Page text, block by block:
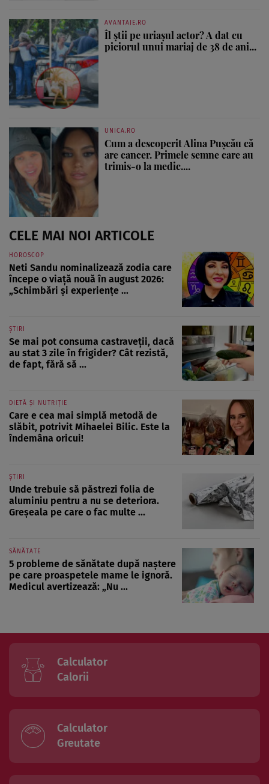
AVANTAJE.RO
Îl știi pe uriașul actor? A dat cu
piciorul unui mariaj de 38 de ani...
UNICA.RO
Cum a descoperit Alina Pușcău că
are cancer. Primele semne care au
trimis-o la medic....
CELE MAI NOI ARTICOLE
HOROSCOP
Neti Sandu nominalizează zodia care
începe o viață nouă în august 2026:
„Schimbări și experiențe ...
ȘTIRI
Se mai pot consuma castraveții, dacă
au stat 3 zile în frigider? Cât rezistă,
de fapt, fără să ...
DIETĂ ȘI NUTRIȚIE
Care e cea mai simplă metodă de
slăbit, potrivit Mihaelei Bilic. Este la
îndemâna oricui!
ȘTIRI
Unde trebuie să păstrezi folia de
aluminiu pentru a nu se deteriora.
Greșeala pe care o fac multe ...
SĂNĂTATE
5 probleme de sănătate după naștere
pe care proaspetele mame le ignoră.
Medicul avertizează: „Nu ...
Calculator
Calorii
Calculator
Greutate